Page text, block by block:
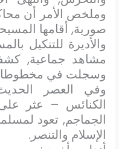
وملخص الأمر أن
صورية, أقامها
والأديرة للتنكيل
مشاهد جماعية,
وسجلت في مخطوطات
وفي العصر
الكنائس – عثر
الجماجم, تعود
الإسلام والتنصر.